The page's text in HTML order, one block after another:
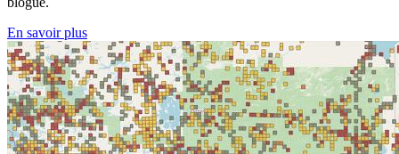
En savoir plus